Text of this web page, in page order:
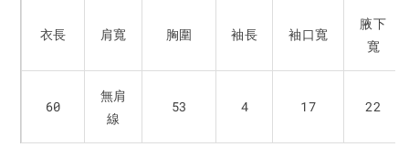
衣長 肩寬 胸圍 袖長 袖口寬
腋下
寬
60
無肩
線
53 4 17 22